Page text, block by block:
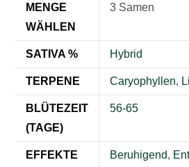
MENGE
WÄHLEN
3 Samen
SATIVA % Hybrid
TERPENE Caryophyllen,
BLÜTEZEIT
(TAGE)
56-65
EFFEKTE Beruhigend,